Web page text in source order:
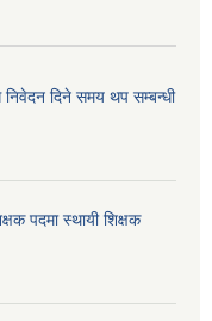
निवेदन दिने समय थप सम्बन्धी
पदमा स्थायी शिक्षक